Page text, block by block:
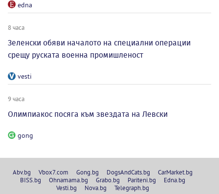
edna
8 часа
Зеленски обяви началото на специални операции
срещу руската военна промишленост
vesti
9 часа
Олимпиакос посяга към звездата на Левски
gong
Abv.bg Vbox7.com Gong.bg DogsAndCats.bg
CarMarket.bg
BISS.bg
Ohnamama.bg Grabo.bg Pariteni.bg
Edna.bg
Vesti.bg
Nova.bg Telegraph.bg